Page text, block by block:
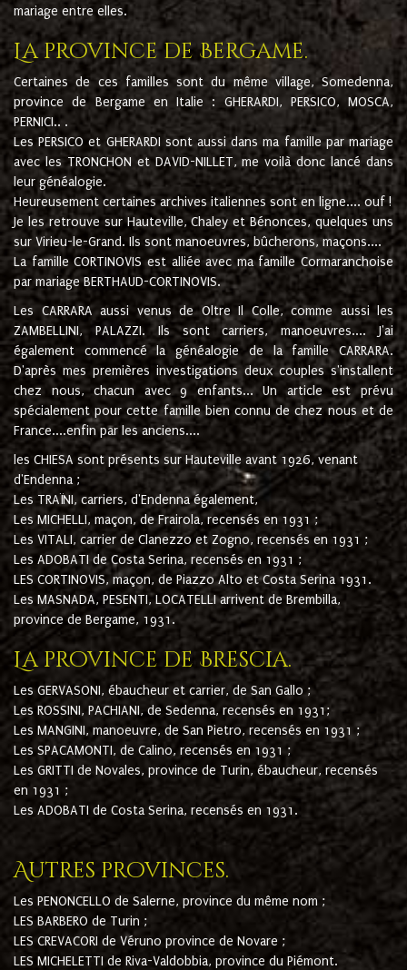
mariage entre elles.
La province de Bergame.
Certaines de ces familles sont du même village, Somedenna,
province de Bergame en Italie : GHERARDI, PERSICO, MOSCA,
PERNICI.. .
Les PERSICO et GHERARDI sont aussi dans ma famille par mariage
avec les TRONCHON et DAVID-NILLET, me voilà donc lancé dans
leur généalogie.
Heureusement certaines archives italiennes sont en ligne.... ouf !
Je les retrouve sur Hauteville, Chaley et Bénonces, quelques uns
sur Virieu-le-Grand. Ils sont manoeuvres, bûcherons, maçons....
La famille CORTINOVIS est alliée avec ma famille Cormaranchoise
par mariage BERTHAUD-CORTINOVIS.
Les CARRARA aussi venus de Oltre Il Colle, comme aussi les
ZAMBELLINI, PALAZZI. Ils sont carriers, manoeuvres.... J'ai
également commencé la généalogie de la famille CARRARA.
D'après mes premières investigations deux couples s'installent
chez nous, chacun avec 9 enfants... Un article est prévu
spécialement pour cette famille bien connu de chez nous et de
France....enfin par les anciens....
les CHIESA sont présents sur Hauteville avant 1926, venant
d'Endenna ;
Les TRAÏNI, carriers, d'Endenna également,
Les MICHELLI, maçon, de Frairola, recensés en 1931 ;
Les VITALI, carrier de Clanezzo et Zogno, recensés en 1931 ;
Les ADOBATI de Costa Serina, recensés en 1931 ;
LES CORTINOVIS, maçon, de Piazzo Alto et Costa Serina 1931.
Les MASNADA, PESENTI, LOCATELLI arrivent de Brembilla,
province de Bergame, 1931.
La province de Brescia.
Les GERVASONI, ébaucheur et carrier, de San Gallo ;
Les ROSSINI, PACHIANI, de Sedenna, recensés en 1931;
Les MANGINI, manoeuvre, de San Pietro, recensés en 1931 ;
Les SPACAMONTI, de Calino, recensés en 1931 ;
Les GRITTI de Novales, province de Turin, ébaucheur, recensés
en 1931 ;
Les ADOBATI de Costa Serina, recensés en 1931.
Autres provinces.
Les PENONCELLO de Salerne, province du même nom ;
LES BARBERO de Turin ;
LES CREVACORI de Véruno province de Novare ;
LES MICHELETTI de Riva-Valdobbia, province du Piémont.